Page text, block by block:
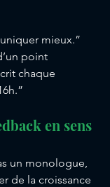
mieux.”
point
chaque
en sens
un monologue,
de la croissance